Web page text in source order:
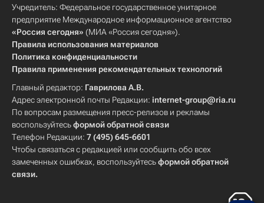
Учредитель: Федеральное государственное унитарное
предприятие Международное информационное агентство
«Россия сегодня» (МИА «Россия сегодня»).
Правила использования материалов
Политика конфиденциальности
Правила применения рекомендательных технологий
Главный редактор: Гаврилова А.В.
Адрес электронной почты Редакции: internet-group@ria.ru
По вопросам размещения пресс-релизов и рекламы
воспользуйтесьформой обратной связи
Телефон Редакции: 7 (495) 645-6601
Чтобы связаться с редакцией или сообщить обо всех
замеченных ошибках, воспользуйтесьформой обратной
связи.